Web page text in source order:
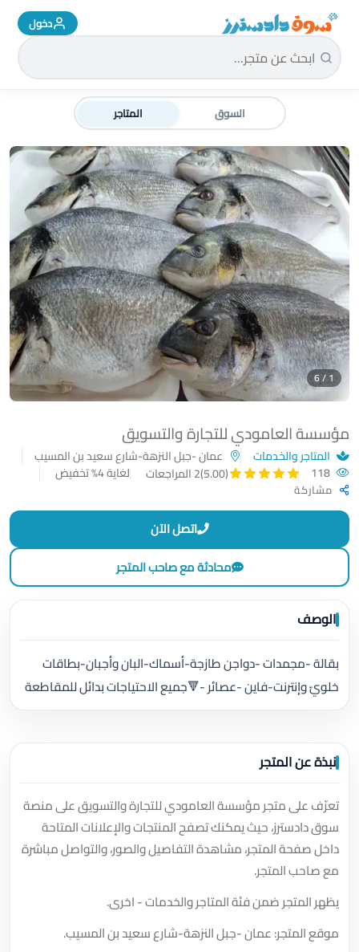
سوق دادسترز الرئيسية دخول
السوق المتاجر
مؤسسة العامودي للتجارة والتسويق
المتاجر والخدمات
عمان -جبل النزهة-شارع سعيد بن المسيب
(5.00) 2 المراجعات لغاية 4% تخفيض
مشاركة
1 / 6
اتصل الآن
محادثة مع صاحب المتجر
الوصف
بقالة -مجمدات -دواجن طازجة-أسماك-البان وأجبان-بطاقات
خلويّ وإنترنت-فاين -عصائر -🔻جميع الاحتياجات بدائل للمقاطعة
نبذة عن المتجر
تعرّف على متجر مؤسسة العامودي للتجارة والتسويق على منصة
سوق دادسترز، حيث يمكنك تصفح المنتجات والإعلانات المتاحة
داخل صفحة المتجر، مشاهدة التفاصيل والصور، والتواصل مباشرة
مع صاحب المتجر.
يظهر المتجر ضمن فئة المتاجر والخدمات - اخرى.
موقع المتجر: عمان -جبل النزهة-شارع سعيد بن المسيب.